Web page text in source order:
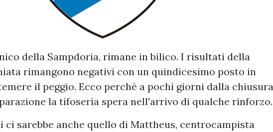
della Sampdoria, rimane in bilico. I risultati della
rimangono negativi con un quindicesimo posto in
il peggio. Ecco perchè a pochi giorni dalla chiusura
la tifoseria spera nell'arrivo di qualche rinforzo.
ci sarebbe anche quello di Mattheus, centrocampista